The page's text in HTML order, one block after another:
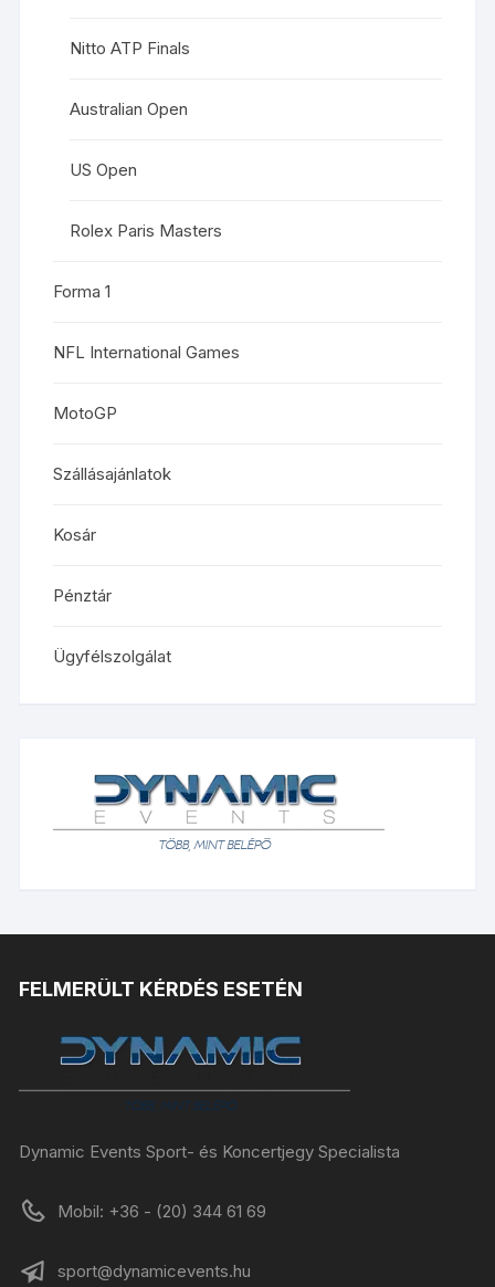
Nitto ATP Finals
Australian Open
US Open
Rolex Paris Masters
Forma 1
NFL International Games
MotoGP
Szállásajánlatok
Kosár
Pénztár
Ügyfélszolgálat
FELMERÜLT KÉRDÉS ESETÉN
Dynamic Events Sport- és Koncertjegy Specialista
Mobil: +36 - (20) 344 61 69
sport@dynamicevents.hu